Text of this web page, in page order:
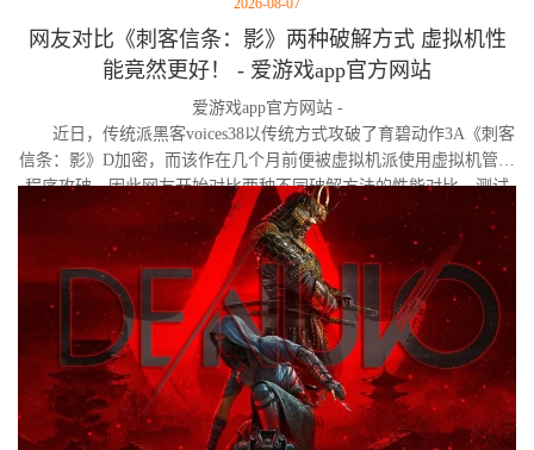
网友对比《刺客信条：影》两种破解方式 虚拟机性
能竟然更好！ - 爱游戏app官方网站
爱游戏app官方网站 -
近日，传统派黑客voices38以传统方式攻破了育碧动作3A《刺客
信条：影》D加密，而该作在几个月前便被虚拟机派使用虚拟机管理
程序攻破。因此网友开始对比两种不同破解方法的性能对比。测试
作者决定验证，虚拟机管理程序是否真的会像许多玩家认为的那
样，导致明显的帧数下降。